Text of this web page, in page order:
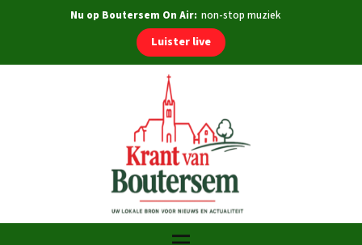
Nu op Boutersem On Air: non-stop muziek
Luister live